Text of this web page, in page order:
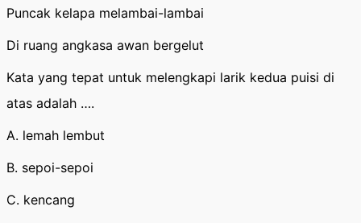
Puncak kelapa melambai-lambai
Di ruang angkasa awan bergelut
Kata yang tepat untuk melengkapi larik kedua puisi di
atas adalah ….
A. lemah lembut
B. sepoi-sepoi
C. kencang